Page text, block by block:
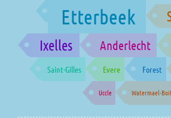
Etterbeek
Ixelles
Anderlecht
Saint-Gilles Evere Forest
Uccle Watermael-